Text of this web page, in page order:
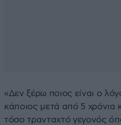
«Δεν ξέρω ποιος είναι ο
κάποιος μετά από 5 χρόνια
τόσο τρανταχτό γεγονός